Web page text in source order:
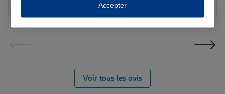
Voir tous les avis
Accepter